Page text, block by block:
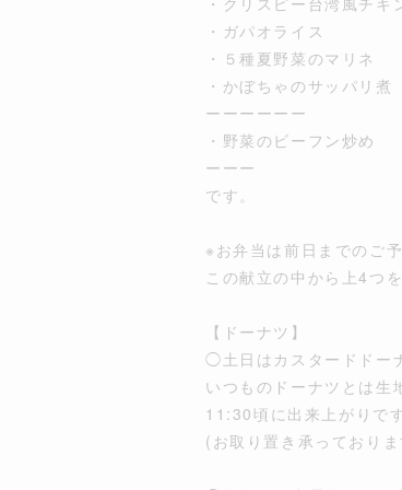
・ガパオライス
・５種夏野菜のマリネ
・かぼちゃのサッパリ煮
ーーーーーー
・野菜のビーフン炒め
ーーー
です。
※お弁当は前日までのご
この献立の中から上4つ
【ドーナツ】
◯土日はカスタードドー
いつものドーナツとは生
11:30頃に出来上がりです
(お取り置き承っており